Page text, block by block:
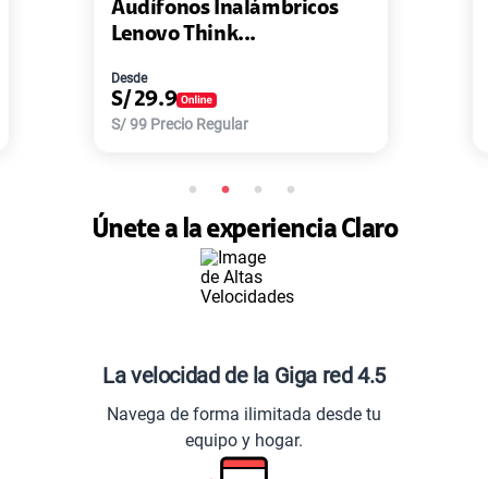
Pack de 2 Power Bank
Master-G ...
S/
Únete a la experiencia Claro
La velocidad de la Giga red 4.5
Navega de forma ilimitada desde tu
equipo y hogar.